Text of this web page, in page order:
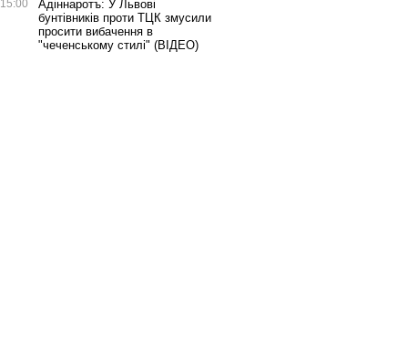
15:00
Адіннаротъ: У Львові
бунтівників проти ТЦК змусили
просити вибачення в
"чеченському стилі" (ВІДЕО)